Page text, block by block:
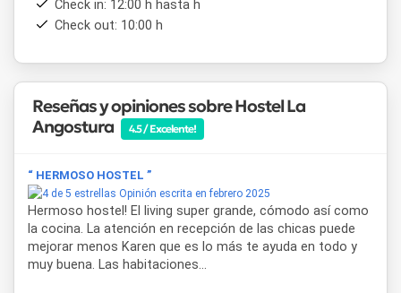
La ubicación delHostel La Angostura
mayores atractivos: está situado en Barbagelata 157, a
Villa La Angostura, lo que permite desplazarse fácilmente
sin necesidad de vehículo. El Aeropuerto de San Carlos de
Bariloche se encuentra a 80 km.
En los alrededores, los huéspedes pueden visitar lugares de
km, y elRío Correntoso
para disfrutar caminando y conectar con la esencia
patagónica.
Check in: 12:00 h hasta h
Check out: 10:00 h
Reseñas y opiniones sobre Hostel La
Angostura
4.5 / Excelente!
“ HERMOSO HOSTEL ”
Opinión escrita en febrero 2025
Hermoso hostel! El living super grande, cómodo así como
la cocina. La atención en recepción de las chicas puede
mejorar menos Karen que es lo más te ayuda en todo y
muy buena. Las habitaciones...